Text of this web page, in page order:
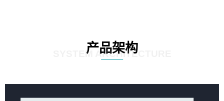
产品架构
SYSTEM ARCHITECTURE